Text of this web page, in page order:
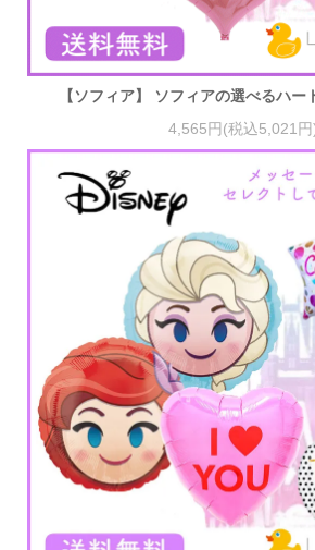
【ソフィア】 ソフィアの選べるハー
4,565円(税込5,021円